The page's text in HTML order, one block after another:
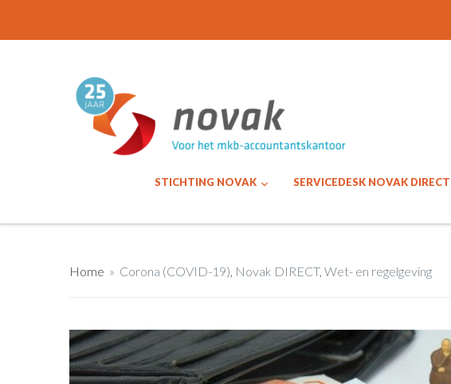
STICHTING NOVAK SERVICEDESK NOVAK DIRECT
Home » Corona (COVID-19), Novak DIRECT, Wet- en regelgeving